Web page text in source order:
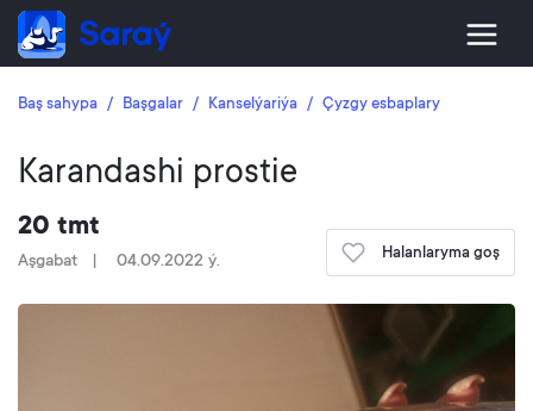
Baş sahypa Başgalar Kanselýariýa Çyzgy esbaplary
Karandashi prostie
20 tmt
Aşgabat 04.09.2022 ý. Halanlaryma goş